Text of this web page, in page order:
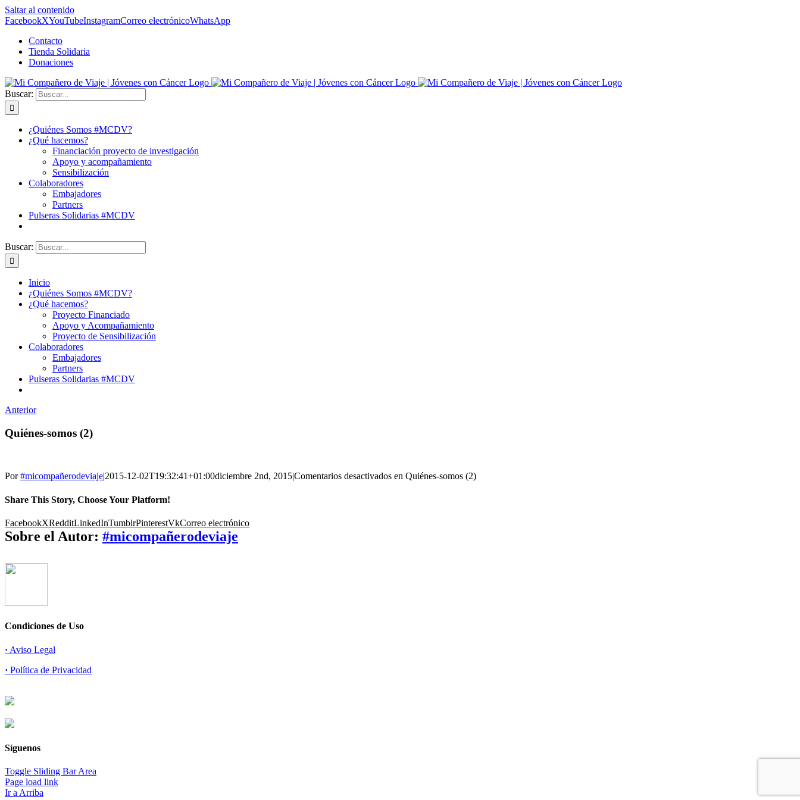
Saltar al contenido
FacebookXYouTubeInstagramCorreo electrónicoWhatsApp
Contacto
Tienda Solidaria
Donaciones
Buscar:
¿Quiénes Somos #MCDV?
¿Qué hacemos?
Financiación proyecto de investigación
Apoyo y acompañamiento
Sensibilización
Colaboradores
Embajadores
Partners
Pulseras Solidarias #MCDV
Buscar:
Inicio
¿Quiénes Somos #MCDV?
¿Qué hacemos?
Proyecto Financiado
Apoyo y Acompañamiento
Proyecto de Sensibilización
Colaboradores
Embajadores
Partners
Pulseras Solidarias #MCDV
Anterior
Quiénes-somos (2)
Por#micompañerodeviaje|2015-12-02T19:32:41+01:00diciembre 2nd, 2015|Comentarios desactivados en Quiénes-somos (2)
Share This Story, Choose Your Platform!
FacebookXRedditLinkedInTumblrPinterestVkCorreo electrónico
Sobre el Autor: #micompañerodeviaje
Condiciones de Uso
· Aviso Legal
· Política de Privacidad
Síguenos
Toggle Sliding Bar Area
Page load link
Ir a Arriba